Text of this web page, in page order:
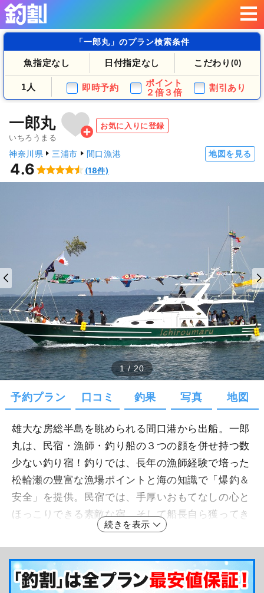
「一郎丸」のプラン検索条件
魚指定なし 日付指定なし こだわり (0)
1人 即時予約
ポイント
２倍３倍
割引あり
一郎丸
いちろうまる
お気に入りに登録
神奈川県 三浦市 間口漁港 地図を見る
4.6 (18件)
1/20
予約プラン 口コミ 釣果 写真 地図
雄大な房総半島を眺められる間口港から出船。一郎
丸は、民宿・漁師・釣り船の３つの顔を併せ持つ数
少ない釣り宿！釣りでは、長年の漁師経験で培った
松輪瀬の豊富な漁場ポイントと海の知識で「爆釣＆
安全」を提供。民宿では、手厚いおもてなしの心と
ほっこりできる素敵な宿、そして船長自ら獲ってき
たフレッシュな魚で振る舞われた料理を食べたらき
っとあなたも病みつきです☆アットホームさが溢れ
るこの釣り宿なら、釣り初心者やファミリーで参加
されても安心して釣りを満喫できます！ベテランの
続きを表示